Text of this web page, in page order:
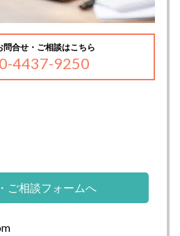
問合せ・ご相談はこちら
4437-9250
ご相談フォームへ